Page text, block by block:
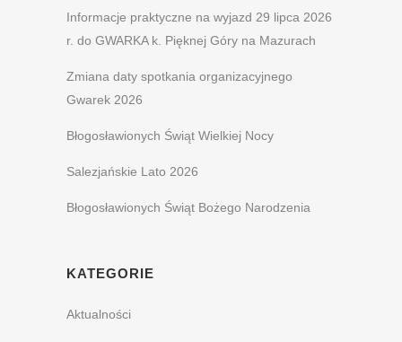
Informacje praktyczne na wyjazd 29 lipca 2026
r. do GWARKA k. Pięknej Góry na Mazurach
Zmiana daty spotkania organizacyjnego
Gwarek 2026
Błogosławionych Świąt Wielkiej Nocy
Salezjańskie Lato 2026
Błogosławionych Świąt Bożego Narodzenia
KATEGORIE
Aktualności